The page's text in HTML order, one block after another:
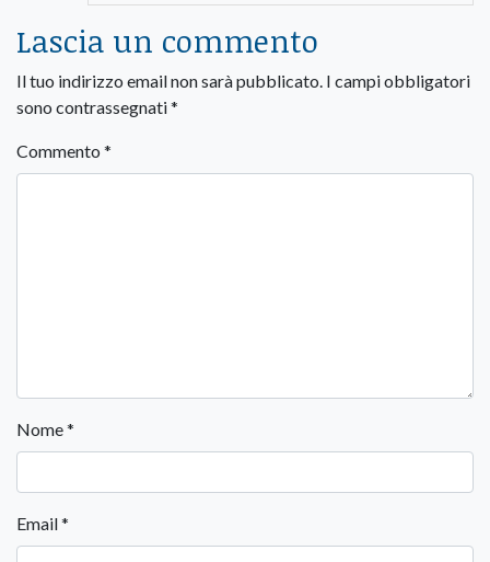
Lascia un commento
Il tuo indirizzo email non sarà pubblicato. I campi obbligatori
sono contrassegnati*
Commento *
Nome*
Email*